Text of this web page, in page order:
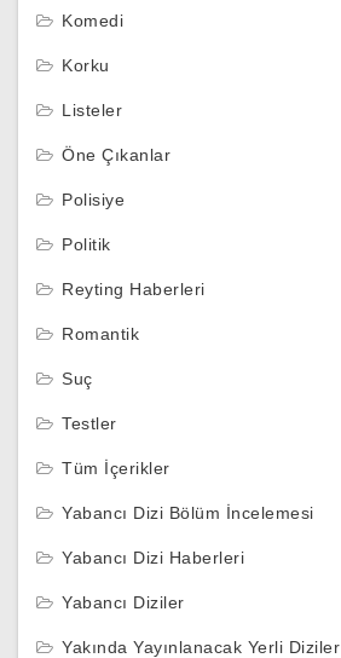
Komedi
Korku
Listeler
Öne Çıkanlar
Polisiye
Politik
Reyting Haberleri
Romantik
Suç
Testler
Tüm İçerikler
Yabancı Dizi Bölüm İncelemesi
Yabancı Dizi Haberleri
Yabancı Diziler
Yakında Yayınlanacak Yerli Diziler